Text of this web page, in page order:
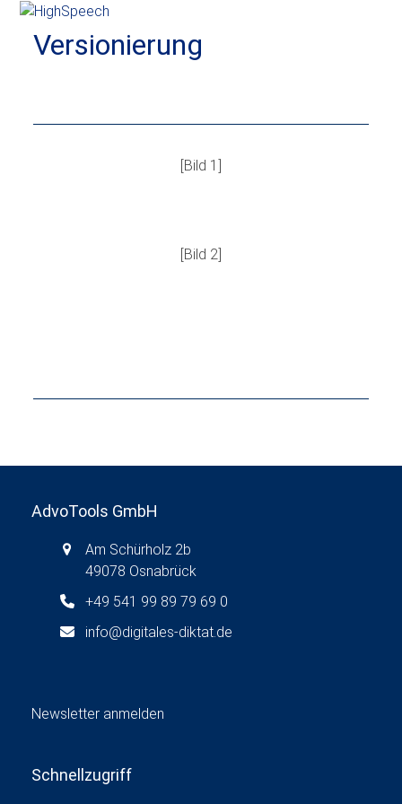
Skip
content
Open
mobile
Close
mobile
Versionierung
[Bild 1]
[Bild 2]
AdvoTools GmbH
Am Schürholz 2b
49078 Osnabrück
+49 541 99 89 79 69 0
info@digitales-diktat.de
Newsletter anmelden
Schnellzugriff